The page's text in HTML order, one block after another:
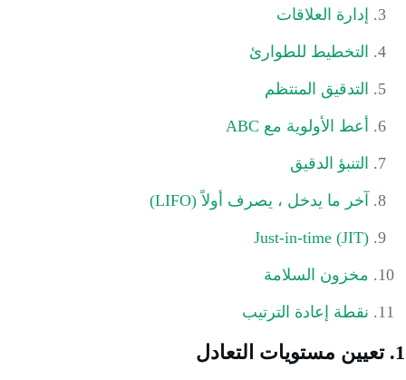
إدارة العلاقات
التخطيط للطوارئ
التدقيق المنتظم
أعط الأولوية مع ABC
التنبؤ الدقيق
آخر ما يدخل ، يصرف أولاً (LIFO)
Just-in-time (JIT)
مخزون السلامة
نقطة إعادة الترتيب